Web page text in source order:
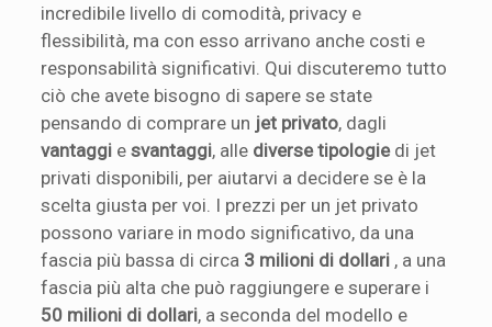
incredibile livello di comodità, privacy e
flessibilità, ma con esso arrivano anche costi e
responsabilità significativi. Qui discuteremo tutto
ciò che avete bisogno di sapere se state
pensando di comprare un jet privato, dagli
vantaggi esvantaggi, alle diverse tipologiedi jet
privati disponibili, per aiutarvi a decidere se è la
scelta giusta per voi. I prezzi per un jet privato
possono variare in modo significativo, da una
fascia più bassa di circa 3 milioni di dollari , a una
fascia più alta che può raggiungere e superare i
50 milioni di dollari, a seconda del modello e